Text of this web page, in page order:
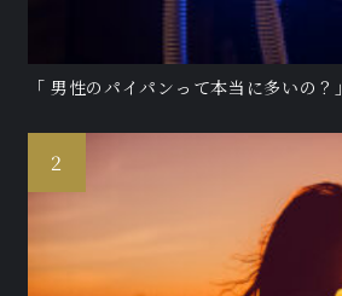
「 男性のパイパンって本当に多いの？」